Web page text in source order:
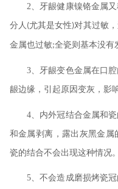
2 、牙龈健康镍铬金属
分人 (尤其是女性)对其过敏
金属也过敏;全瓷则基本没有
3、牙龈变色金属在口
龈边缘，引起原因变灰，影
4、内外冠结合金属和
和金属剥离，露出灰黑金
瓷的结合不会出现这种情况。
5、不会造成磨损烤瓷